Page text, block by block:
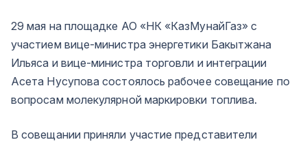
29 мая на площадке АО «НК «КазМунайГаз» с
участием вице-министра энергетики Бакытжана
Ильяса и вице-министра торговли и интеграции
Асета Нусупова состоялось рабочее совещание по
вопросам молекулярной маркировки топлива.
В совещании приняли участие представители